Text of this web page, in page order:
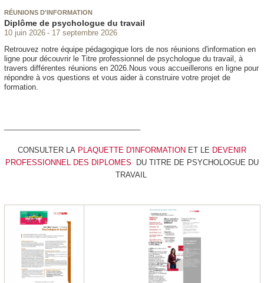
RÉUNIONS D'INFORMATION
Diplôme de psychologue du travail
10 juin 2026
17 septembre 2026
Retrouvez notre équipe pédagogique lors de nos réunions d'information en
ligne pour découvrir le Titre professionnel de psychologue du travail, à
travers différentes réunions en 2026.Nous vous accueillerons en ligne pour
répondre à vos questions et vous aider à construire votre projet de
formation.
CONSULTER LA PLAQUETTE D'INFORMATION ET LE DEVENIR
PROFESSIONNEL DES DIPLOMES
DU TITRE DE PSYCHOLOGUE DU
TRAVAIL